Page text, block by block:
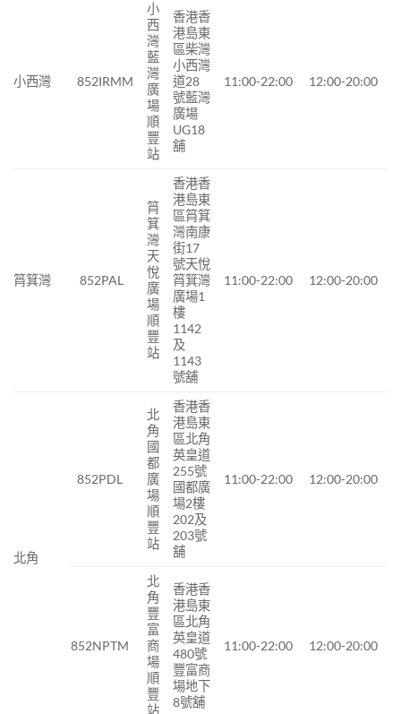
小西灣 852IRMM
小
西
灣
藍
灣
廣
場
順
豐
站
香港香
港島東
區柴灣
小西灣
道28
號藍灣
廣場
UG18
舖
11:00-22:00 12:00-20:00
筲箕灣 852PAL
筲
箕
灣
天
悅
廣
場
順
豐
站
香港香
港島東
區筲箕
灣南康
街17
號天悅
筲箕灣
廣場1
樓
1142
及
1143
號舖
11:00-22:00 12:00-20:00
北角
852PDL
北
角
國
都
廣
場
順
豐
站
香港香
港島東
區北角
英皇道
255號
國都廣
場2樓
202及
203號
舖
11:00-22:00 12:00-20:00
852NPTM
北
角
豐
富
商
場
順
豐
站
香港香
港島東
區北角
英皇道
480號
豐富商
場地下
8號舖
11:00-22:00 12:00-20:00